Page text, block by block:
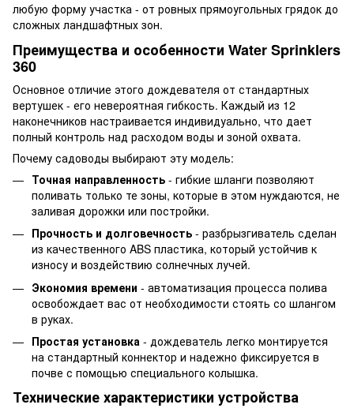
любую форму участка - от ровных прямоугольных грядок до
сложных ландшафтных зон.
Преимущества и особенности Water Sprinklers
360
Основное отличие этого дождевателя от стандартных
вертушек - его невероятная гибкость. Каждый из 12
наконечников настраивается индивидуально, что дает
полный контроль над расходом воды и зоной охвата.
Почему садоводы выбирают эту модель:
Точная направленность - гибкие шланги позволяют
поливать только те зоны, которые в этом нуждаются, не
заливая дорожки или постройки.
Прочность и долговечность - разбрызгиватель сделан
из качественного ABS пластика, который устойчив к
износу и воздействию солнечных лучей.
Экономия времени - автоматизация процесса полива
освобождает вас от необходимости стоять со шлангом
в руках.
Простая установка - дождеватель легко монтируется
на стандартный коннектор и надежно фиксируется в
почве с помощью специального колышка.
Технические характеристики устройства